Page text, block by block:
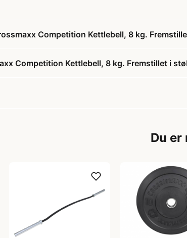
Competition Kettlebell, 8 kg.
Competition Kettlebell, 8 kg. Fremstillet i
Du er